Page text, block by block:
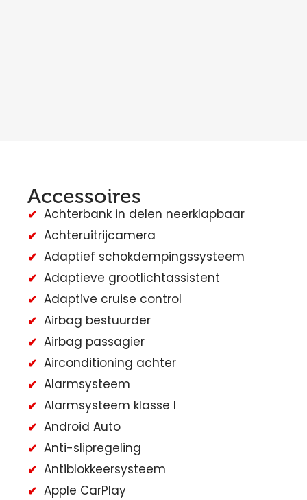
Accessoires
Achterbank in delen neerklapbaar
Achteruitrijcamera
Adaptief schokdempingssysteem
Adaptieve grootlichtassistent
Adaptive cruise control
Airbag bestuurder
Airbag passagier
Airconditioning achter
Alarmsysteem
Alarmsysteem klasse I
Android Auto
Anti-slipregeling
Antiblokkeersysteem
Apple CarPlay